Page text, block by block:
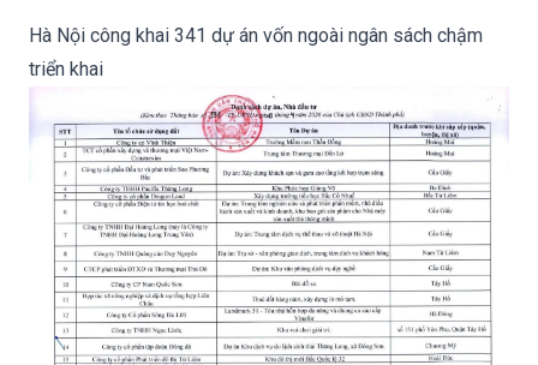
Hà Nội công khai 341 dự án vốn ngoài ngân sách chậm
triển khai